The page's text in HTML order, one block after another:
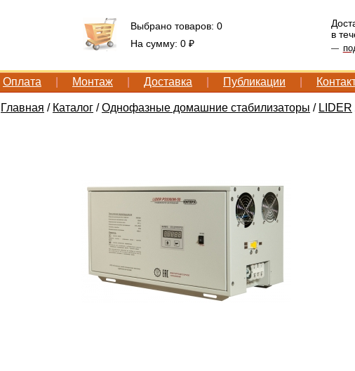
Выбрано товаров:0
На сумму:0 ₽
в
—
Оплата Монтаж Доставка Публикации
Главная / Каталог / Однофазные домашние стабилизаторы / LIDER